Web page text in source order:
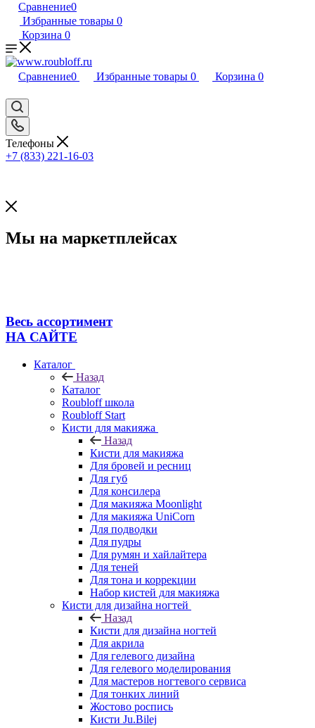
Сравнение0
Избранные товары 0
Корзина 0
Сравнение0 Избранные товары 0 Корзина 0
Телефоны
+7 (833) 221-16-03
Мы на маркетплейсах
Весь ассортимент
НА САЙТЕ
Каталог
Назад
Каталог
Roubloff школа
Roubloff Start
Кисти для макияжа
Назад
Кисти для макияжа
Для бровей и ресниц
Для губ
Для консилера
Для макияжа Moonlight
Для макияжа UniCorn
Для подводки
Для пудры
Для румян и хайлайтера
Для теней
Для тона и коррекции
Набор кистей для макияжа
Кисти для дизайна ногтей
Назад
Кисти для дизайна ногтей
Для акрила
Для гелевого дизайна
Для гелевого моделирования
Для мастеров ногтевого сервиса
Для тонких линий
Жостово роспись
Кисти Ju.Bilej